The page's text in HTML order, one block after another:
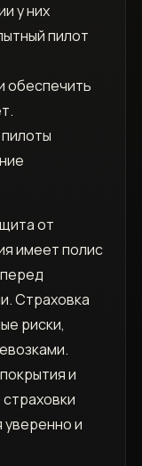
у них
пилот
обеспечить
от
имеет полис
Страховка
риски,
и
уверенно и